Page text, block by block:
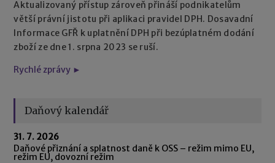
Aktualizovaný přístup zároveň přináší podnikatelům
větší právní jistotu při aplikaci pravidel DPH. Dosavadní
Informace GFŘ k uplatnění DPH při bezúplatném dodání
zboží ze dne 1. srpna 2023 se ruší.
Rychlé zprávy ►
Daňový kalendář
31. 7. 2026
Daňové přiznání a splatnost daně k OSS – režim mimo EU,
režim EU, dovozní režim